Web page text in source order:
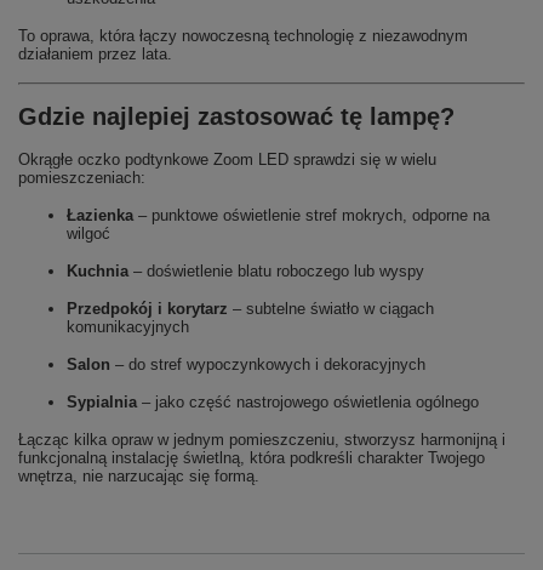
To oprawa, która łączy nowoczesną technologię z niezawodnym
działaniem przez lata.
Gdzie najlepiej zastosować tę lampę?
Okrągłe oczko podtynkowe Zoom LED sprawdzi się w wielu
pomieszczeniach:
Łazienka– punktowe oświetlenie stref mokrych, odporne na
wilgoć
Kuchnia– doświetlenie blatu roboczego lub wyspy
Przedpokój i korytarz – subtelne światło w ciągach
komunikacyjnych
Salon – do stref wypoczynkowych i dekoracyjnych
Sypialnia– jako część nastrojowego oświetlenia ogólnego
Łącząc kilka opraw w jednym pomieszczeniu, stworzysz harmonijną i
funkcjonalną instalację świetlną, która podkreśli charakter Twojego
wnętrza, nie narzucając się formą.